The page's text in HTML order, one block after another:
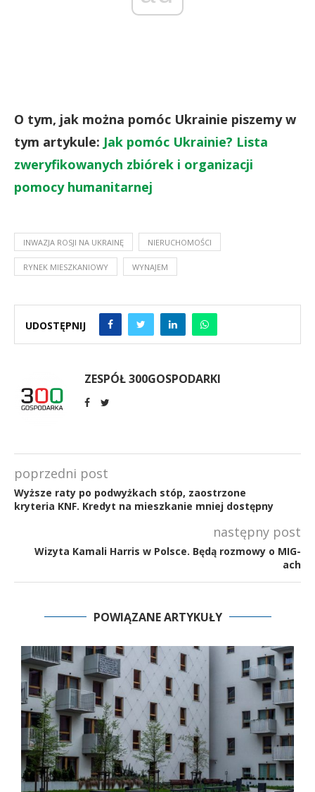
O tym, jak można pomóc Ukrainie piszemy w
tym artykule: Jak pomóc Ukrainie? Lista
zweryfikowanych zbiórek i organizacji
pomocy humanitarnej
INWAZJA ROSJI NA UKRAINĘ NIERUCHOMOŚCI
RYNEK MIESZKANIOWY WYNAJEM
UDOSTĘPNIJ
ZESPÓŁ 300GOSPODARKI
poprzedni post
Wyższe raty po podwyżkach stóp, zaostrzone
kryteria KNF. Kredyt na mieszkanie mniej dostępny
następny post
Wizyta Kamali Harris w Polsce. Będą rozmowy o MIG-
ach
POWIĄZANE ARTYKUŁY